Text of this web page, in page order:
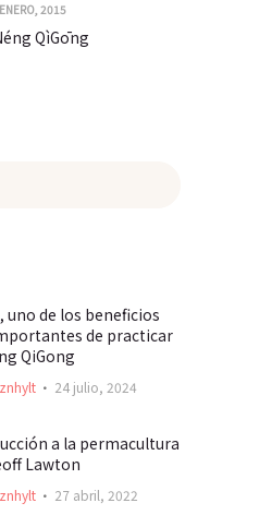
2015
QìGōng
uno de los beneficios
de practicar
QiGong
24 julio, 2024
a la permacultura
Lawton
27 abril, 2022